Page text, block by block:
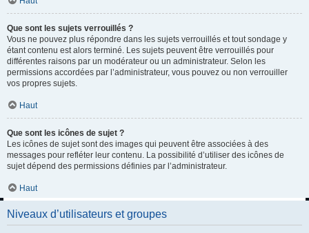
Que sont les sujets verrouillés ?
Vous ne pouvez plus répondre dans les sujets verrouillés et tout sondage y
étant contenu est alors terminé. Les sujets peuvent être verrouillés pour
différentes raisons par un modérateur ou un administrateur. Selon les
permissions accordées par l’administrateur, vous pouvez ou non verrouiller
vos propres sujets.
Haut
Que sont les icônes de sujet ?
Les icônes de sujet sont des images qui peuvent être associées à des
messages pour refléter leur contenu. La possibilité d’utiliser des icônes de
sujet dépend des permissions définies par l’administrateur.
Haut
Niveaux d’utilisateurs et groupes